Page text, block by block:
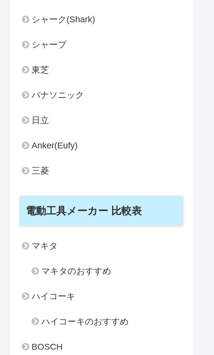
シャーク(Shark)
シャープ
東芝
パナソニック
日立
Anker(Eufy)
三菱
電動工具メーカー 比較表
マキタ
マキタのおすすめ
ハイコーキ
ハイコーキのおすすめ
BOSCH